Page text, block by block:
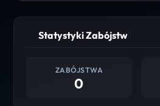
Statystyki Zabójstw
ZABÓJSTWA
0